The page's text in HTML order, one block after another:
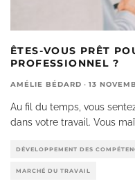
ÊTES-VOUS PRÊT
PROFESSIONNEL ?
AMÉLIE BÉDARD · 13
Au fil du temps, vous
dans votre travail. Vous
DÉVELOPPEMENT DES
MARCHÉ DU TRAVAIL